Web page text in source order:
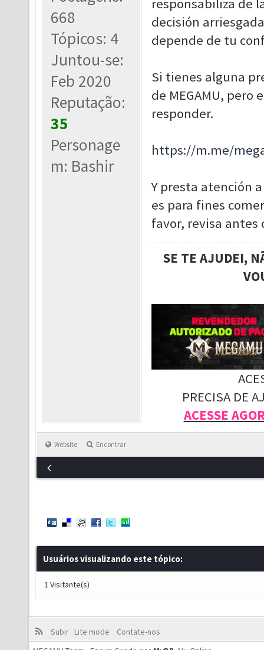
668
Tópicos: 4
Juntou-se:
Feb 2020
Reputação:
35
Personage
m: Bashir
responsabiliza de
decisión
depende de tu
Si tienes alguna
de MEGAMU, pero
responder.
https://m.me/
Y presta atención
es para fines
favor, revisa antes
SE TE AJUDEI,
PRECISA DE
ACESSE
Website Encontrar
Usuários visualizando este tópico:
1 Visitante(s)
Subir Lite mode
Contate-nos